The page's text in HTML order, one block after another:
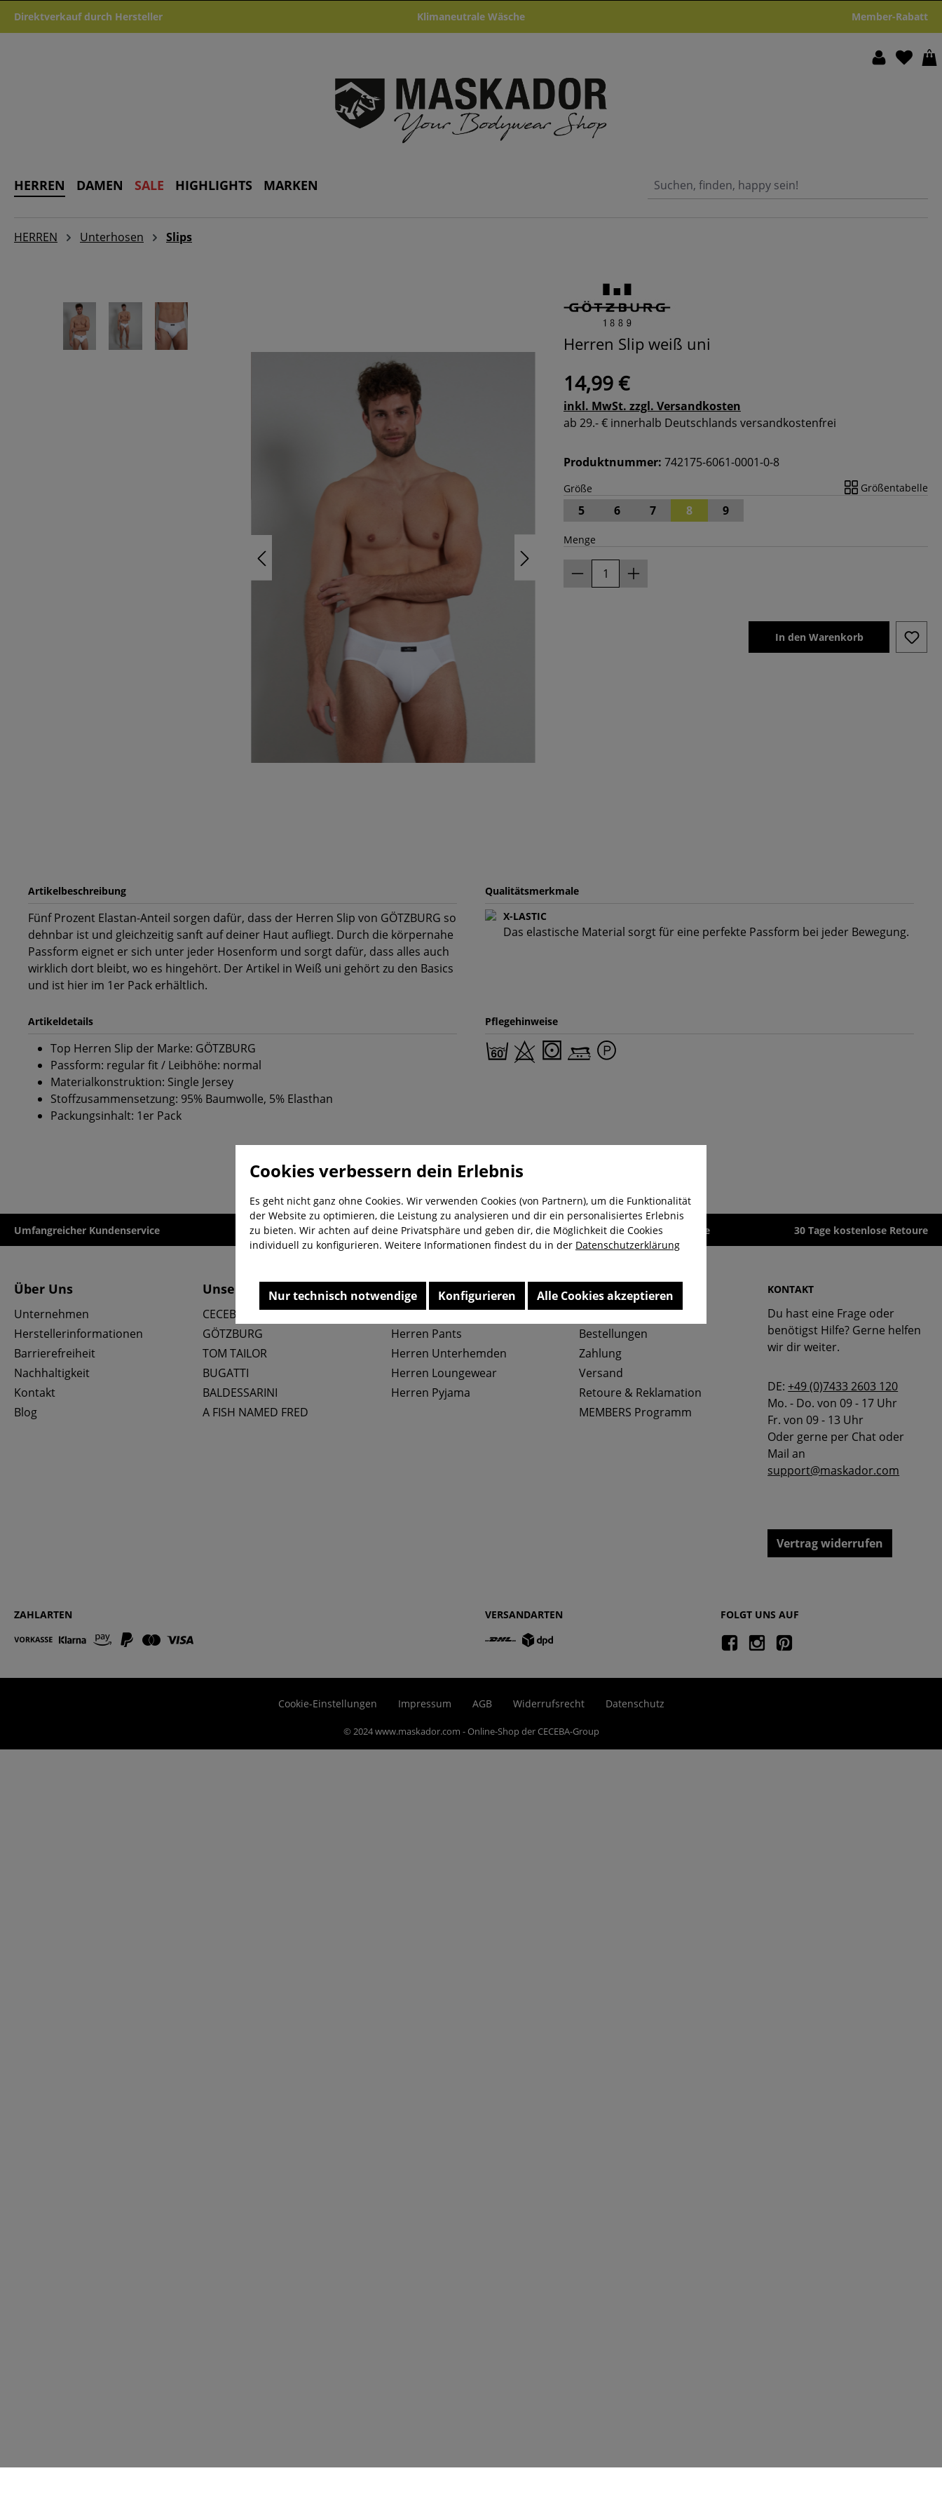
Hauptinhalt springen
Zur Suche springen
Zur Hauptnavigation springen
Direktverkauf durch Hersteller Klimaneutrale Wäsche Member-Rabatt
HERREN DAMEN SALE HIGHLIGHTS MARKEN
HERREN Unterhosen Slips
Herren Slip weiß uni
14,99 €
inkl. MwSt. zzgl. Versandkosten
ab 29.- € innerhalb Deutschlands versandkostenfrei
Produktnummer: 742175-6061-0001-0-8
Größe Größentabelle
5 6 7 8 9
Menge
In den Warenkorb
Artikelbeschreibung
Fünf Prozent Elastan-Anteil sorgen dafür, dass der Herren Slip von GÖTZBURG so
dehnbar ist und gleichzeitig sanft auf deiner Haut aufliegt. Durch die körpernahe
Passform eignet er sich unter jeder Hosenform und sorgt dafür, dass alles auch
wirklich dort bleibt, wo es hingehört. Der Artikel in Weiß uni gehört zu den Basics
und ist hier im 1er Pack erhältlich.
Qualitätsmerkmale
X-LASTIC
Das elastische Material sorgt für eine perfekte Passform bei jeder Bewegung.
Artikeldetails
Top Herren Slip der Marke: GÖTZBURG
Passform: regular fit / Leibhöhe: normal
Materialkonstruktion: Single Jersey
Stoffzusammensetzung: 95% Baumwolle, 5% Elasthan
Packungsinhalt: 1er Pack
Pflegehinweise
Umfangreicher Kundenservice Kauf auf Rechnung Kostenloser Versand ab 29,-€ Lieferzeit 1-3 Werktage 30 Tage kostenlose Retoure
Über Uns
Unternehmen
Herstellerinformationen
Barrierefreiheit
Nachhaltigkeit
Kontakt
Blog
Unsere Marken
CECEBA
GÖTZBURG
TOM TAILOR
BUGATTI
BALDESSARINI
A FISH NAMED FRED
Top Kategorien
Herren Slips
Herren Pants
Herren Unterhemden
Herren Loungewear
Herren Pyjama
Service & FAQ
Größentabellen
Bestellungen
Zahlung
Versand
Retoure & Reklamation
MEMBERS Programm
KONTAKT
Du hast eine Frage oder
benötigst Hilfe? Gerne helfen
wir dir weiter.
DE:+49 (0)7433 2603 120
Mo. - Do. von 09 - 17 Uhr
Fr. von 09 - 13 Uhr
Oder gerne per Chat oder
Mail an
support@maskador.com
Vertrag widerrufen
ZAHLARTEN VERSANDARTEN FOLGT UNS AUF
Cookie-Einstellungen Impressum AGB Widerrufsrecht Datenschutz
© 2024 www.maskador.com - Online-Shop der CECEBA-Group
Cookies verbessern dein Erlebnis
Es geht nicht ganz ohne Cookies. Wir verwenden Cookies (von Partnern), um die Funktionalität
der Website zu optimieren, die Leistung zu analysieren und dir ein personalisiertes Erlebnis
zu bieten. Wir achten auf deine Privatsphäre und geben dir, die Möglichkeit die Cookies
individuell zu konfigurieren. Weitere Informationen findest du in der Datenschutzerklärung
Nur technisch notwendige Konfigurieren Alle Cookies akzeptieren